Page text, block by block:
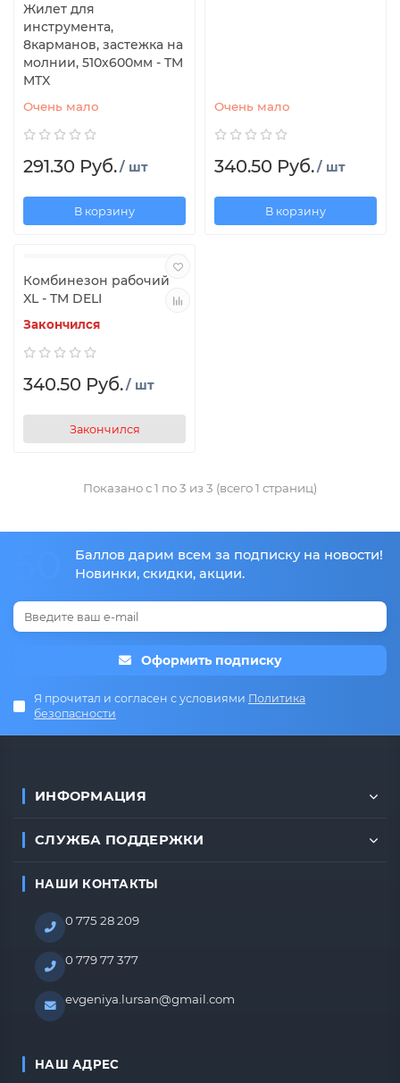
Жилет для
инструмента,
8карманов, застежка на
молнии, 510х600мм - TM
MTX
Очень мало
291.30 Руб./ шт
В корзину
Очень мало
340.50 Руб./ шт
В корзину
Комбинезон рабочий
XL - TM DELI
Закончился
340.50 Руб./ шт
Закончился
Показано с 1 по 3 из 3 (всего 1 страниц)
Баллов дарим всем за подписку на новости!
Новинки, скидки, акции.
Оформить подписку
Я прочитал и согласен с условиями Политика
безопасности
ИНФОРМАЦИЯ
СЛУЖБА ПОДДЕРЖКИ
НАШИ КОНТАКТЫ
0 775 28 209
0 779 77 377
evgeniya.lursan@gmail.com
НАШ АДРЕС